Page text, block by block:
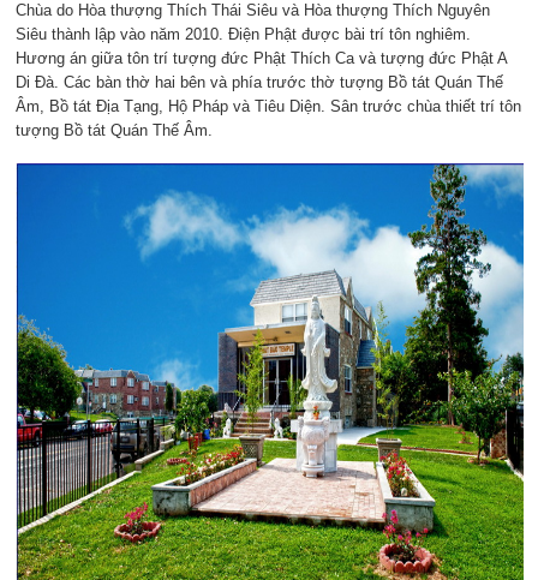
Chùa do Hòa thượng Thích Thái Siêu và Hòa thượng Thích Nguyên
Siêu thành lập vào năm 2010. Điện Phật được bài trí tôn nghiêm.
Hương án giữa tôn trí tượng đức Phật Thích Ca và tượng đức Phật A
Di Đà. Các bàn thờ hai bên và phía trước thờ tượng Bồ tát Quán Thế
Âm, Bồ tát Địa Tạng, Hộ Pháp và Tiêu Diện. Sân trước chùa thiết trí tôn
tượng Bồ tát Quán Thế Âm.